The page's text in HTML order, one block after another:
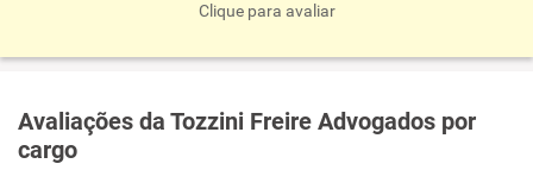
Clique para avaliar
Avaliações da Tozzini Freire Advogados por
cargo